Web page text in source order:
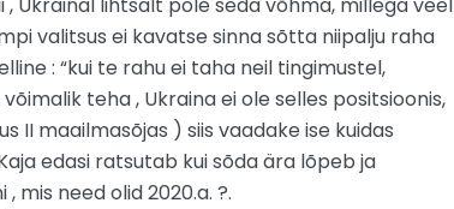
Ukrainal lihtsalt pole seda võhma, millega veel
valitsus ei kavatse sinna sõtta niipalju raha
: “kui te rahu ei taha neil tingimustel,
teha , Ukraina ei ole selles positsioonis,
maailmasõjas ) siis vaadake ise kuidas
edasi ratsutab kui sõda ära lõpeb ja
mis need olid 2020.a. ?.